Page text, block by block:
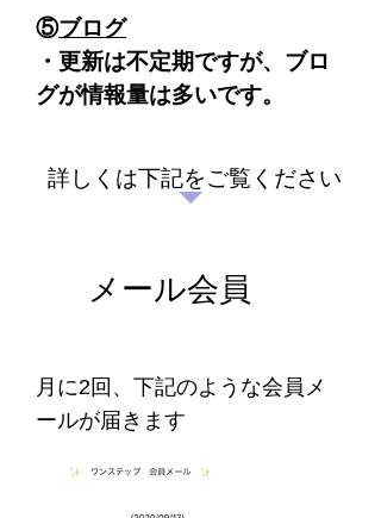
​⑤ブログ
・ ​更新は不定期ですが、ブロ
グが情報量は多いです。
詳しくは下記をご覧ください
メール会員
月に2回、下記のような会員メ
ールが届きます